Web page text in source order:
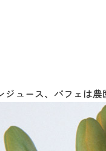
ュース、パフェは